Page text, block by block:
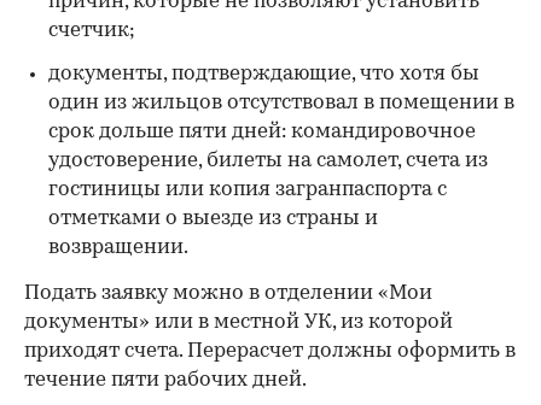
счетчик;
документы, подтверждающие, что хотя бы
один из жильцов отсутствовал в помещении в
срок дольше пяти дней: командировочное
удостоверение, билеты на самолет, счета из
гостиницы или копия загранпаспорта с
отметками о выезде из страны и
возвращении.
Подать заявку можно в отделении «Мои
документы» или в местной УК, из которой
приходят счета. Перерасчет должны оформить в
течение пяти рабочих дней.